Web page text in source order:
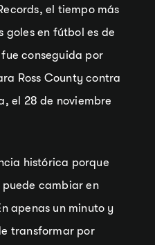
el tiempo más
en fútbol es de
conseguida por
Ross County contra
el 28 de noviembre
histórica porque
cambiar en
apenas un minuto y
transformar por